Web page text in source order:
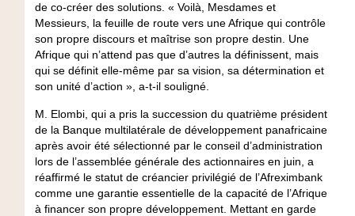
de co-créer des solutions. « Voilà, Mesdames et
Messieurs, la feuille de route vers une Afrique qui contrôle
son propre discours et maîtrise son propre destin. Une
Afrique qui n’attend pas que d’autres la définissent, mais
qui se définit elle-même par sa vision, sa détermination et
son unité d’action », a-t-il souligné.
M. Elombi, qui a pris la succession du quatrième président
de la Banque multilatérale de développement panafricaine
après avoir été sélectionné par le conseil d’administration
lors de l’assemblée générale des actionnaires en juin, a
réaffirmé le statut de créancier privilégié de l’Afreximbank
comme une garantie essentielle de la capacité de l’Afrique
à financer son propre développement. Mettant en garde